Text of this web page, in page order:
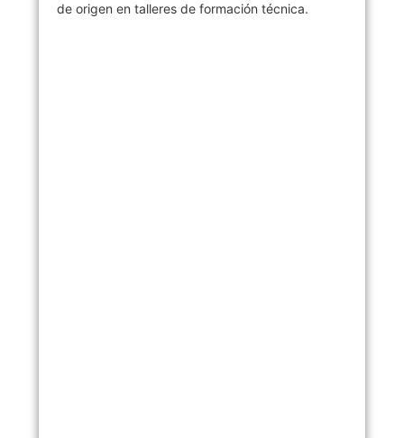
de origen en talleres de formación técnica.